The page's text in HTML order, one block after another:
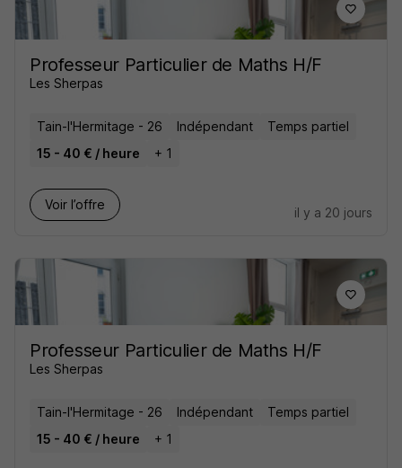
Professeur Particulier de Maths H/F
Les Sherpas
Tain-l'Hermitage - 26 Indépendant
Temps partiel
15 - 40 € / heure
+ 1
Voir l’offre
il y a 20 jours
Professeur Particulier de Maths H/F
Les Sherpas
Tain-l'Hermitage - 26 Indépendant
Temps partiel
15 - 40 € / heure
+ 1